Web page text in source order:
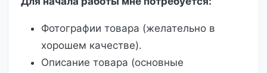
Фотографии товара (желательно в
хорошем качестве).
Описание товара (основные